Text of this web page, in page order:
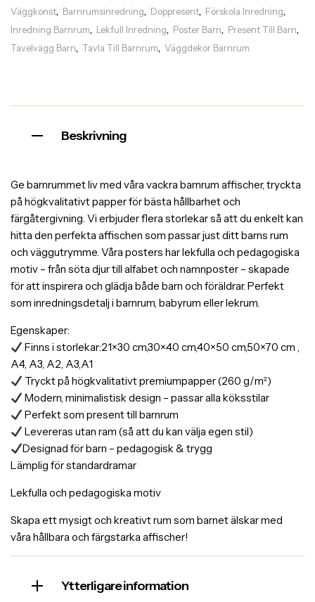
Väggkonst, Barnrumsinredning, Doppresent, Förskola Inredning,
Inredning Barnrum, Lekfull Inredning, Poster Barn, Present Till Barn,
Tavelvägg Barn, Tavla Till Barnrum, Väggdekor Barnrum
Beskrivning
Ge barnrummet liv med våra vackra barnrum affischer, tryckta
på högkvalitativt papper för bästa hållbarhet och
färgåtergivning. Vi erbjuder flera storlekar så att du enkelt kan
hitta den perfekta affischen som passar just ditt barns rum
och väggutrymme. Våra posters har lekfulla och pedagogiska
motiv – från söta djur till alfabet och namnposter – skapade
för att inspirera och glädja både barn och föräldrar. Perfekt
som inredningsdetalj i barnrum, babyrum eller lekrum.
Egenskaper:
Finns i storlekar:21×30 cm,30×40 cm,40×50 cm,50×70 cm ,
A4, A3, A2, A3,A1
Tryckt på högkvalitativt premiumpapper (260 g/m²)
Modern, minimalistisk design – passar alla köksstilar
Perfekt som present till barnrum
Levereras utan ram (så att du kan välja egen stil)
Designad för barn – pedagogisk & trygg
Lämplig för standardramar
Lekfulla och pedagogiska motiv
Skapa ett mysigt och kreativt rum som barnet älskar med
våra hållbara och färgstarka affischer!
Ytterligare information